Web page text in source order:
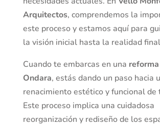
Arquitectos, comprendemos la
este proceso y estamos aquí para
la visión inicial hasta la realidad
Cuando te embarcas en una
Ondara, estás dando un paso hacia
renacimiento estético y funcional de
Este proceso implica una cuidadosa
reorganización y rediseño de los